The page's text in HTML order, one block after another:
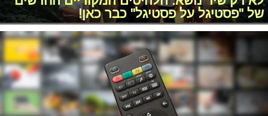
של "פסטיגל על פסטיגל" כבר כאן!